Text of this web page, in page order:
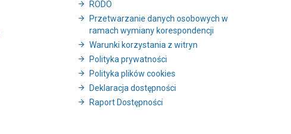
RODO
Przetwarzanie danych osobowych w
ramach wymiany korespondencji
Warunki korzystania z witryn
Polityka prywatności
Polityka plików cookies
Deklaracja dostępności
Raport Dostępności